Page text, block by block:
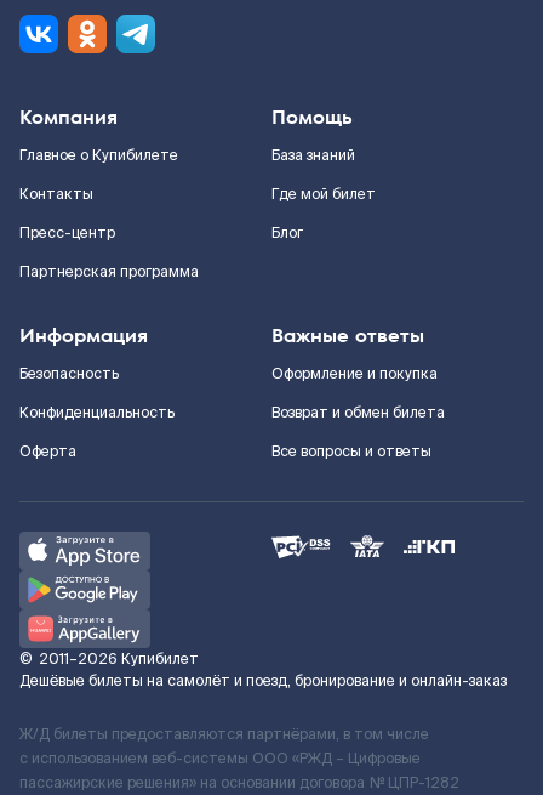
Компания
Главное о Купибилете
Контакты
Пресс-центр
Партнерская программа
Помощь
База знаний
Где мой билет
Блог
Информация
Безопасность
Конфиденциальность
Оферта
Важные ответы
Оформление и покупка
Возврат и обмен билета
Все вопросы и ответы
© 2011–2026 Купибилет
Дешёвые билеты на самолёт и поезд, бронирование и онлайн-заказ
Ж/Д билеты предоставляются партнёрами, в том числе
с использованием веб-системы ООО «РЖД – Цифровые
пассажирские решения» на основании договора № ЦПР-1282